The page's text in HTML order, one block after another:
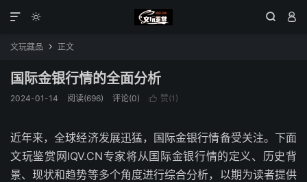
  

文玩藏品  正文
国际金银行情的全面分析
2024-01-14 阅读(696) 评论(0)  赞(1 )
近年来，全球经济发展迅猛，国际金银行情备受关注。下面
文玩鉴赏网IQV.CN专家将从国际金银行情的定义、历史背
景、现状和趋势等多个角度进行综合分析，以期为读者提供